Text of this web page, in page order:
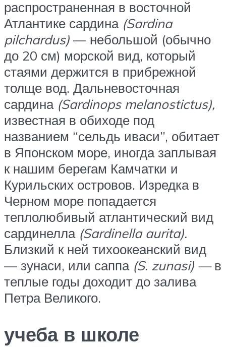
распространенная в восточной
Атлантике сардина (Sardina
pilchardus) — небольшой (обычно
до 20 см) морской вид, который
стаями держится в прибрежной
толще вод. Дальневосточная
сардина (Sardinops melanostictus),
известная в обиходе под
названием “сельдь иваси”, обитает
в Японском море, иногда заплывая
к нашим берегам Камчатки и
Курильских островов. Изредка в
Черном море попадается
теплолюбивый атлантический вид
сардинелла (Sardinella aurita).
Близкий к ней тихоокеанский вид
— зунаси, или саппа (S. zunasi) —в
теплые годы доходит до залива
Петра Великого.
учеба в школе